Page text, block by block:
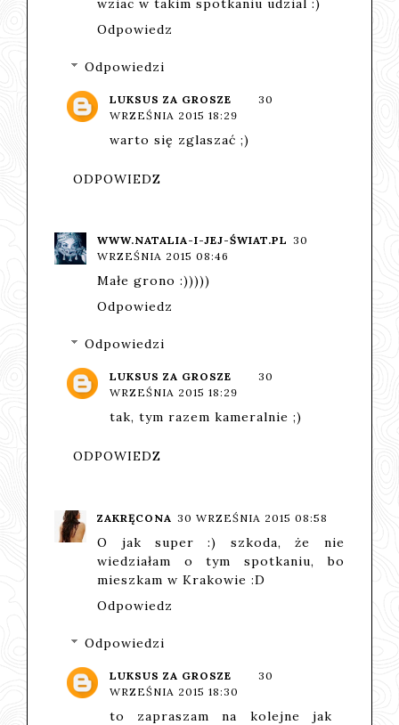
wziac w takim spotkaniu udzial :)
Odpowiedz
Odpowiedzi
LUKSUS ZA GROSZE
30
WRZEŚNIA 2015 18:29
warto się zglaszać ;)
ODPOWIEDZ
WWW.NATALIA-I-JEJ-ŚWIAT.PL 30
WRZEŚNIA 2015 08:46
Małe grono :)))))
Odpowiedz
Odpowiedzi
LUKSUS ZA GROSZE
30
WRZEŚNIA 2015 18:29
tak, tym razem kameralnie ;)
ODPOWIEDZ
ZAKRĘCONA 30 WRZEŚNIA 2015 08:58
O jak super :) szkoda, że nie
wiedziałam o tym spotkaniu, bo
mieszkam w Krakowie :D
Odpowiedz
Odpowiedzi
LUKSUS ZA GROSZE
30
WRZEŚNIA 2015 18:30
to zapraszam na kolejne jak